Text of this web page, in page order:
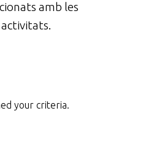
amb les
your criteria.